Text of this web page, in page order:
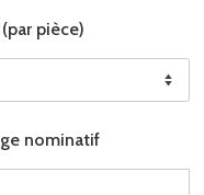
pièce)
nominatif